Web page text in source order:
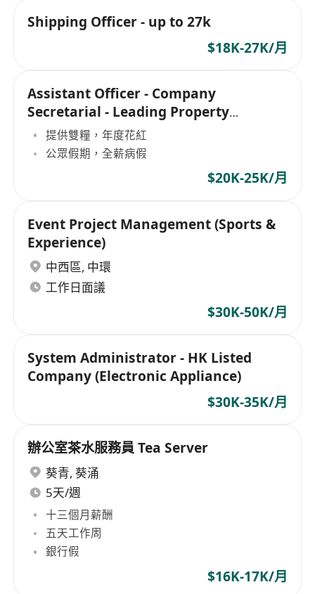
Shipping Officer - up to 27k
$18K-27K/月
Assistant Officer - Company
Secretarial - Leading Property
Developer
提供雙糧，年度花紅
公眾假期，全薪病假
$20K-25K/月
Event Project Management (Sports &
Experience)
中西區, 中環
工作日面議
$30K-50K/月
System Administrator - HK Listed
Company (Electronic Appliance)
$30K-35K/月
辦公室茶水服務員 Tea Server
葵青, 葵涌
5天/週
十三個月薪酬
五天工作周
銀行假
$16K-17K/月